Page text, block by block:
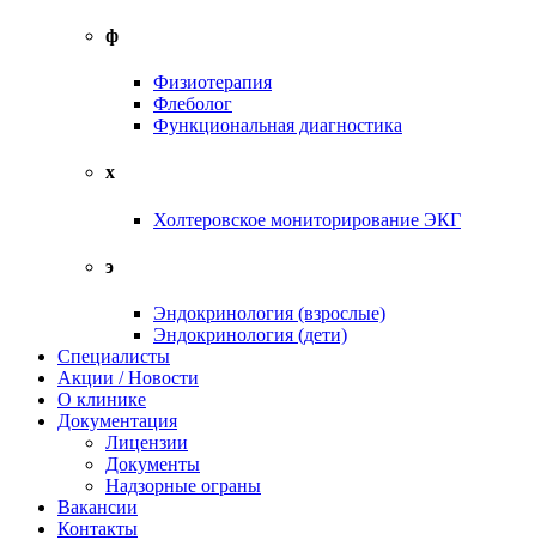
ф
Физиотерапия
Флеболог
Функциональная диагностика
х
Холтеровское мониторирование ЭКГ
э
Эндокринология (взрослые)
Эндокринология (дети)
Специалисты
Акции / Новости
О клинике
Документация
Лицензии
Документы
Надзорные ограны
Вакансии
Контакты